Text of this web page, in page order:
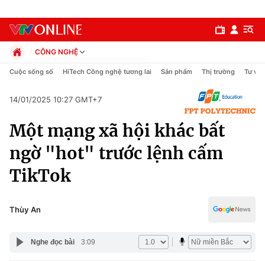
Chính trị
Xã hội
Pháp luật
Y tế
CÔNG NGHỆ
Chính trị
Pháp luật
Thể thao
Truyền hình
Văn hóa - Giải trí
Y tế
Công nghệ
Cuộc sống số HiTech Công nghệ tương lai Sản phẩm Thị trường Tư vấn
14/01/2025 10:27 GMT+7
Một mạng xã hội khác bất
ngờ "hot" trước lệnh cấm
TikTok
Thùy An
Nghe đọc bài 3:09